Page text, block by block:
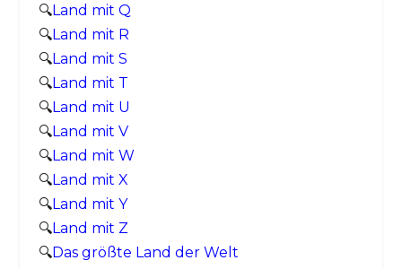
🔍Land mit Q
🔍Land mit R
🔍Land mit S
🔍Land mit T
🔍Land mit U
🔍Land mit V
🔍Land mit W
🔍Land mit X
🔍Land mit Y
🔍Land mit Z
🔍Das größte Land der Welt